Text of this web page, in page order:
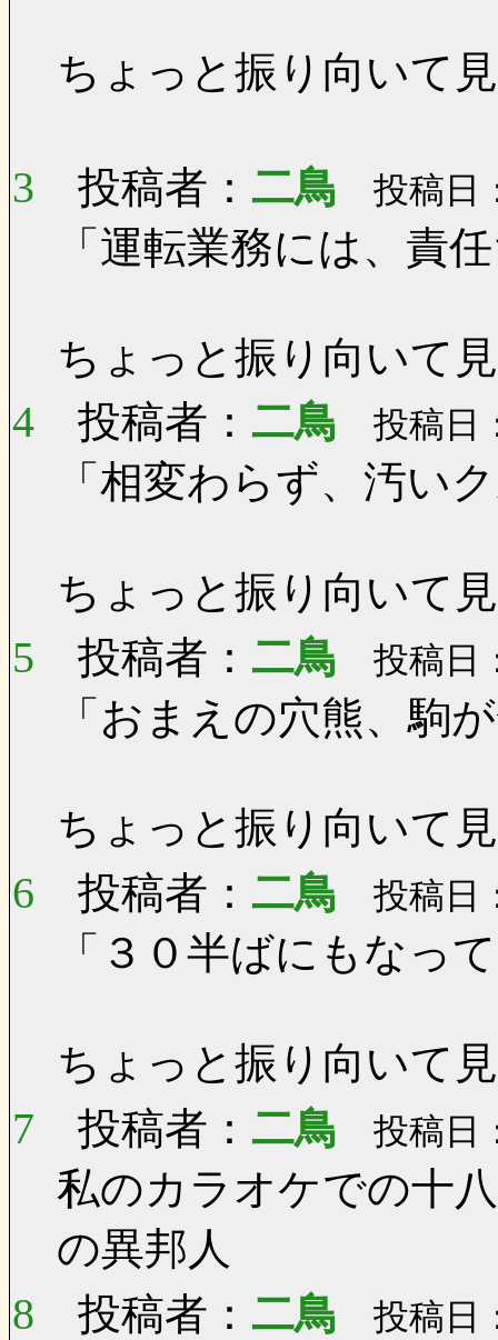
ちょっと振り向いて
3 投稿者： 二鳥 投稿日
「運転業務には、責
ちょっと振り向いて
4 投稿者： 二鳥 投稿日
「相変わらず、汚い
ちょっと振り向いて
5 投稿者： 二鳥 投稿日
「おまえの穴熊、駒
ちょっと振り向いて
6 投稿者： 二鳥 投稿日
「３０半ばにもなっ
ちょっと振り向いて
7 投稿者： 二鳥 投稿日
私のカラオケでの十
の異邦人
8 投稿者： 二鳥 投稿日